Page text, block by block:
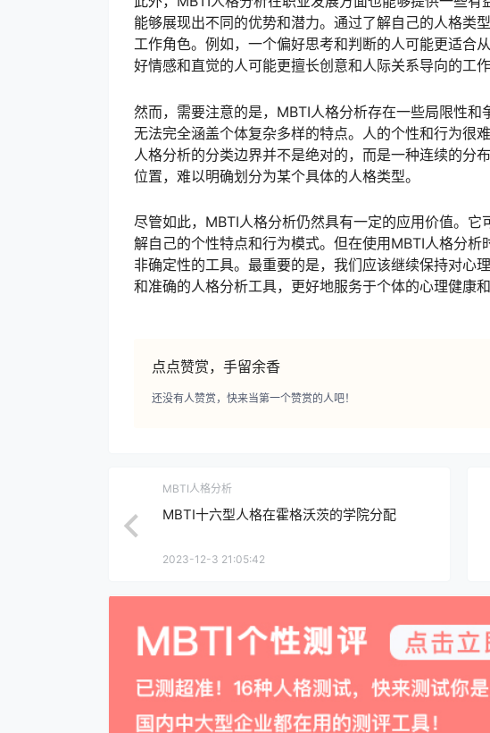
能够展现出不同的优势和潜力。通过了解自己的人格类
工作角色。例如，一个偏好思考和判断的人可能更适合
好情感和直觉的人可能更擅长创意和人际关系导向的工作
然而，需要注意的是，MBTI人格分析存在一些局限性和
无法完全涵盖个体复杂多样的特点。人的个性和行为很
人格分析的分类边界并不是绝对的，而是一种连续的分
位置，难以明确划分为某个具体的人格类型。
尽管如此，MBTI人格分析仍然具有一定的应用价值。
解自己的个性特点和行为模式。但在使用MBTI人格分
非确定性的工具。最重要的是，我们应该继续保持对心
和准确的人格分析工具，更好地服务于个体的心理健康和
点点赞赏，手留余香
还没有人赞赏，快来当第一个赞赏的人吧！
MBTI人格分析
MBTI十六型人格在霍格沃茨的学院分配
2023-12-3 21:05:42